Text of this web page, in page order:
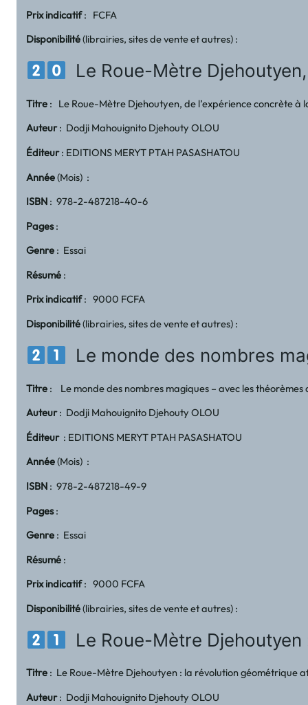
Prix indicatif: FCFA
Disponibilité(librairies, sites de vente et autres) :
Le Roue-Mètre
Titre : Le Roue-Mètre Djehoutyen, de l’expérience concrète à
Auteur: Dodji Mahouignito Djehouty OLOU
Éditeur: EDITIONS MERYT PTAH PASASHATOU
Année(Mois) :
ISBN : 978-2-487218-40-6
Pages:
Genre : Essai
Résumé :
Prix indicatif: 9000 FCFA
Disponibilité(librairies, sites de vente et autres) :
Le monde des nombres
Titre : Le monde des nombres magiques – avec les
Auteur: Dodji Mahouignito Djehouty OLOU
Éditeur : EDITIONS MERYT PTAH PASASHATOU
Année(Mois) :
ISBN : 978-2-487218-49-9
Pages:
Genre : Essai
Résumé :
Prix indicatif: 9000 FCFA
Disponibilité(librairies, sites de vente et autres) :
Le Roue-Mètre
Titre : Le Roue-Mètre Djehoutyen : la révolution géométrique
Auteur: Dodji Mahouignito Djehouty OLOU